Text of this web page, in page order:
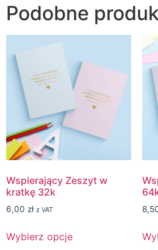
Podobne
Wspierający Zeszyt w
kratkę 32k
6,00 zł z VAT
Wybierz opcje